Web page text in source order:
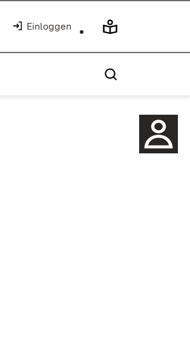
(Öffnet in neuem Fenster)
Einloggen